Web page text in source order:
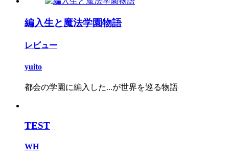
編入生と魔法学園物語
レビュー
yuito
都会の学園に編入した...が世界を巡る物語
TEST
WH